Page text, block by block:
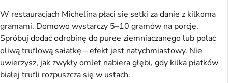
W restauracjach Michelina płaci się setki za danie z kilkoma
gramami. Domowo wystarczy 5–10 gramów na porcję.
Spróbuj dodać odrobinę do puree ziemniaczanego lub polać
oliwą truflową sałatkę – efekt jest natychmiastowy. Nie
uwierzysz, jak zwykły omlet nabiera głębi, gdy kilka płatków
białej trufli rozpuszcza się w ustach.